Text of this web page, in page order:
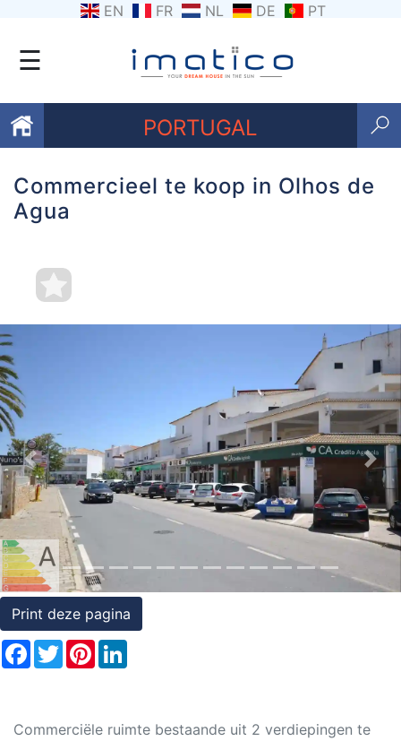
EN FR NL DE PT
☰
PORTUGAL
Favorieten
Contacten
Getuigenissen
Rechten
op
onroerend
goed
Commercieel te koop in Olhos de
Agua
Previous Next
Print deze pagina
Facebook
TwitterPinterest
Commerciële ruimte bestaande uit 2 verdiepingen te